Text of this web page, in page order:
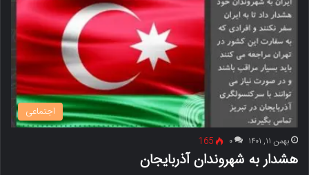
اجتماعی
بهمن ۱۱, ۱۴۰۱ ۰ 165
هشدار به شهروندان آذربایجان